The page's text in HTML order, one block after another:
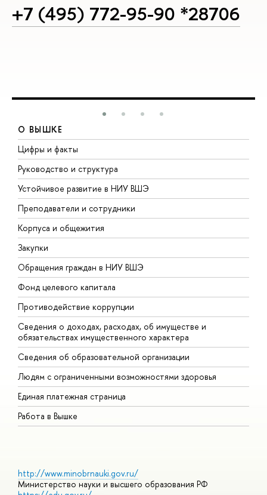
+7 (495) 772-95-90 *28706
О ВЫШКЕ
Цифры и факты
Руководство и структура
Устойчивое развитие в НИУ ВШЭ
Преподаватели и сотрудники
Корпуса и общежития
Закупки
Обращения граждан в НИУ ВШЭ
Фонд целевого капитала
Противодействие коррупции
Сведения о доходах, расходах, об имуществе и
обязательствах имущественного характера
Сведения об образовательной организации
Людям с ограниченными возможностями здоровья
Единая платежная страница
Работа в Вышке
http://www.minobrnauki.gov.ru/
Министерство науки и высшего образования РФ